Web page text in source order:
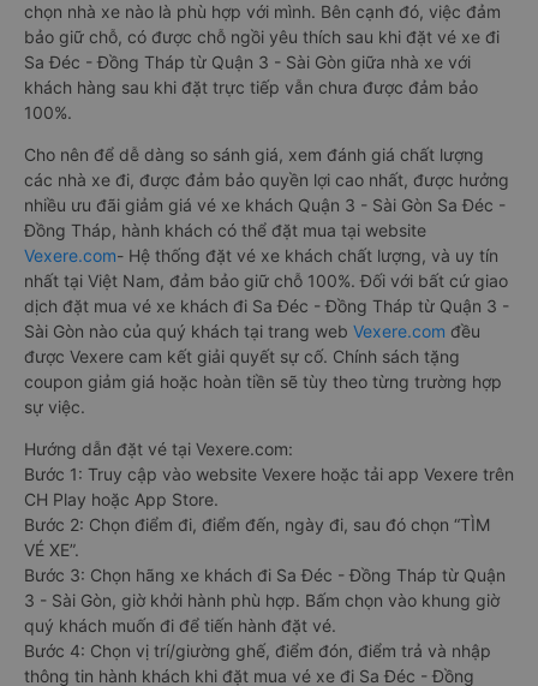
chọn nhà xe nào là phù hợp với mình. Bên cạnh đó, việc đảm
bảo giữ chỗ, có được chỗ ngồi yêu thích sau khi đặt vé xe đi
Sa Đéc - Đồng Tháp từ Quận 3 - Sài Gòn giữa nhà xe với
khách hàng sau khi đặt trực tiếp vẫn chưa được đảm bảo
100%.
Cho nên để dễ dàng so sánh giá, xem đánh giá chất lượng
các nhà xe đi, được đảm bảo quyền lợi cao nhất, được hưởng
nhiều ưu đãi giảm giá vé xe khách Quận 3 - Sài Gòn Sa Đéc -
Đồng Tháp, hành khách có thể đặt mua tại website
Vexere.com- Hệ thống đặt vé xe khách chất lượng, và uy tín
nhất tại Việt Nam, đảm bảo giữ chỗ 100%. Đối với bất cứ giao
dịch đặt mua vé xe khách đi Sa Đéc - Đồng Tháp từ Quận 3 -
Sài Gòn nào của quý khách tại trang web Vexere.com đều
được Vexere cam kết giải quyết sự cố. Chính sách tặng
coupon giảm giá hoặc hoàn tiền sẽ tùy theo từng trường hợp
sự việc.
Hướng dẫn đặt vé tại Vexere.com:
Bước 1: Truy cập vào website Vexere hoặc tải app Vexere trên
CH Play hoặc App Store.
Bước 2: Chọn điểm đi, điểm đến, ngày đi, sau đó chọn “TÌM
VÉ XE”.
Bước 3: Chọn hãng xe khách đi Sa Đéc - Đồng Tháp từ Quận
3 - Sài Gòn, giờ khởi hành phù hợp. Bấm chọn vào khung giờ
quý khách muốn đi để tiến hành đặt vé.
Bước 4: Chọn vị trí/giường ghế, điểm đón, điểm trả và nhập
thông tin hành khách khi đặt mua vé xe đi Sa Đéc - Đồng